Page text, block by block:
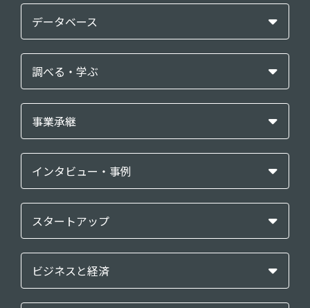
データベース
調べる・学ぶ
事業承継
インタビュー・事例
スタートアップ
ビジネスと経済